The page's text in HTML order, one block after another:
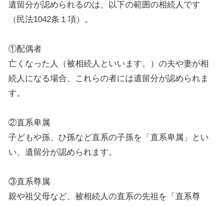
遺留分が認められるのは、以下の範囲の相続人です
（民法1042条１項）。
①配偶者
亡くなった人（被相続人といいます。）の夫や妻が相
続人になる場合、これらの者には遺留分が認められま
す。
②直系卑属
子どもや孫、ひ孫など直系の子孫を「直系卑属」とい
い、遺留分が認められます。
③直系尊属
親や祖父母など、被相続人の直系の先祖を「直系尊